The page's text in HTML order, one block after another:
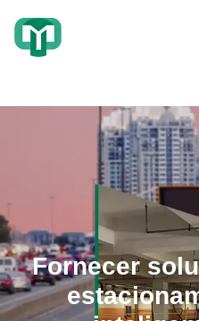
Casos de Cooperação
Qualificações Honorárias